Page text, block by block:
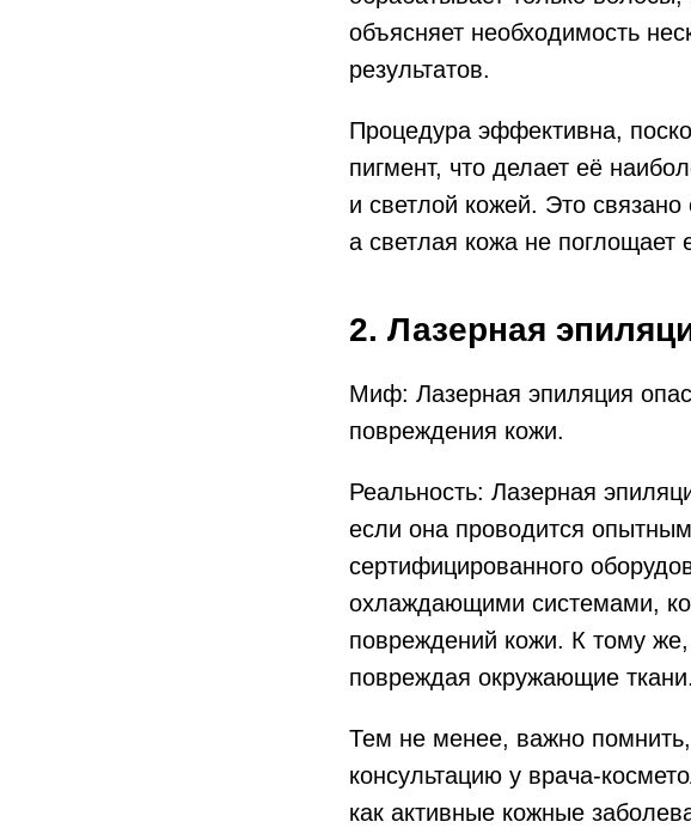
объясняет необходимость
результатов.
Процедура эффективна,
пигмент, что делает её
и светлой кожей. Это
а светлая кожа не поглощает
2. Лазерная
Миф: Лазерная эпиляция
повреждения кожи.
Реальность: Лазерная
если она проводится
сертифицированного
охлаждающими системами,
повреждений кожи. К тому
повреждая окружающие ткани.
Тем не менее, важно
консультацию у врача-
как активные кожные